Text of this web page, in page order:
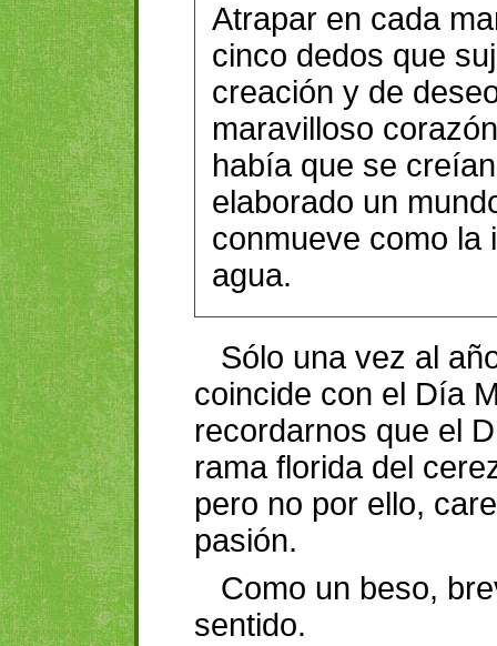
Atrapar en cada
cinco dedos que
creación y de
maravilloso
había que se
elaborado un
conmueve como la
agua.
Sólo una vez al
coincide con el Día
recordarnos que el
rama florida del
pero no por ello,
pasión.
Como un beso,
sentido.